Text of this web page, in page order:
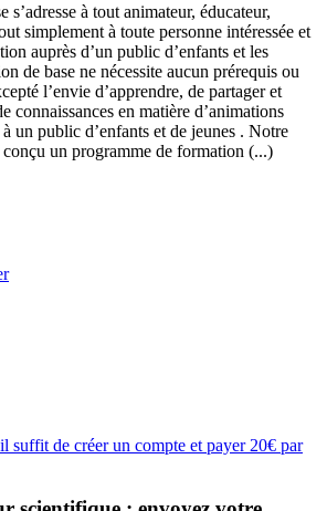
s’adresse à tout animateur, éducateur,
simplement à toute personne intéressée et
auprès d’un public d’enfants et les
de base ne nécessite aucun prérequis ou
l’envie d’apprendre, de partager et
connaissances en matière d’animations
un public d’enfants et de jeunes . Notre
un programme de formation (...)
suffit de créer un compte et payer 20€ par